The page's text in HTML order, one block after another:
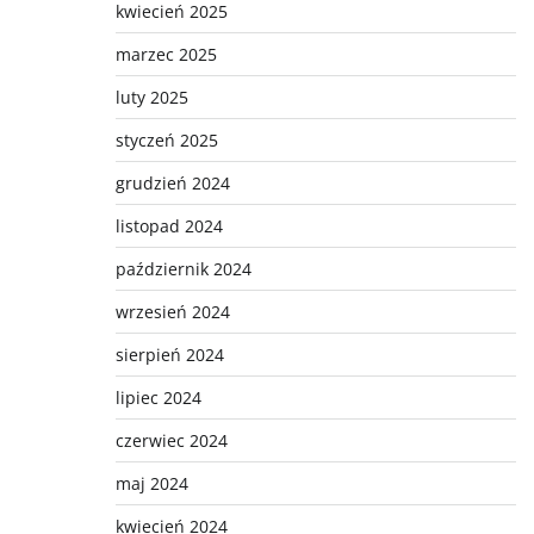
kwiecień 2025
marzec 2025
luty 2025
styczeń 2025
grudzień 2024
listopad 2024
październik 2024
wrzesień 2024
sierpień 2024
lipiec 2024
czerwiec 2024
maj 2024
kwiecień 2024